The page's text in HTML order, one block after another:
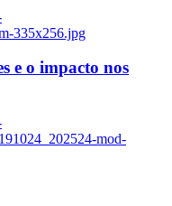
335x256.jpg
e o impacto nos
mod-